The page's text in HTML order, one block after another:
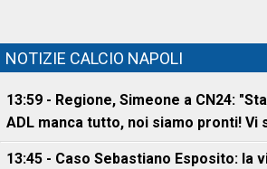
NOTIZIE CALCIO NAPOLI
13:59 - Regione, Simeone a CN24:
ADL manca tutto, noi siamo pronti! Vi
13:45 - Caso Sebastiano Esposito: la